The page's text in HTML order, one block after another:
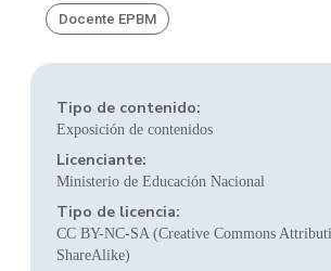
Docente EPBM
Tipo de contenido:
Exposición de contenidos
Licenciante:
Ministerio de Educación Nacional
Tipo de licencia:
CC BY-NC-SA (Creative Commons
ShareAlike)